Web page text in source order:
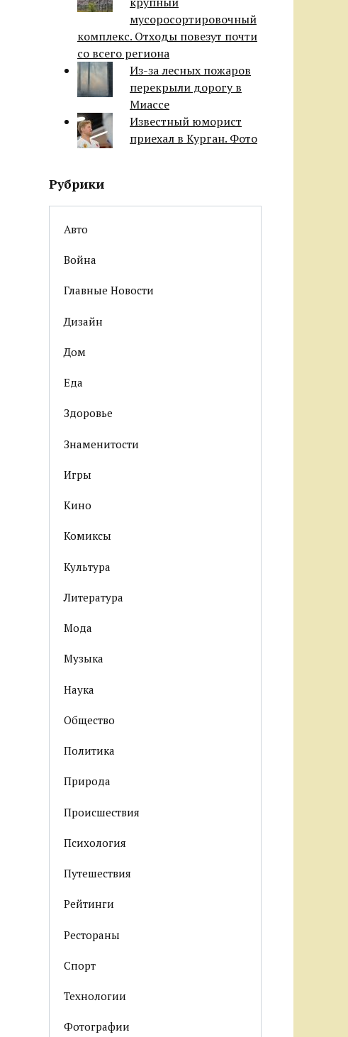
мусоросортировочный
комплекс. Отходы повезут почти
со всего региона
Из-за лесных пожаров
перекрыли дорогу в
Миассе
Известный юморист
приехал в Курган. Фото
Рубрики
Авто
Война
Главные Новости
Дизайн
Дом
Еда
Здоровье
Знаменитости
Игры
Кино
Комиксы
Культура
Литература
Мода
Музыка
Наука
Общество
Политика
Природа
Происшествия
Психология
Путешествия
Рейтинги
Рестораны
Спорт
Технологии
Фотографии